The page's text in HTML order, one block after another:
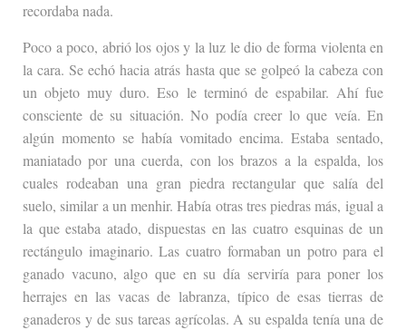
recordaba nada.
Poco a poco, abrió los ojos y la luz le dio de forma violenta en
la cara. Se echó hacia atrás hasta que se golpeó la cabeza con
un objeto muy duro. Eso le terminó de espabilar. Ahí fue
consciente de su situación. No podía creer lo que veía. En
algún momento se había vomitado encima. Estaba sentado,
maniatado por una cuerda, con los brazos a la espalda, los
cuales rodeaban una gran piedra rectangular que salía del
suelo, similar a un menhir. Había otras tres piedras más, igual a
la que estaba atado, dispuestas en las cuatro esquinas de un
rectángulo imaginario. Las cuatro formaban un potro para el
ganado vacuno, algo que en su día serviría para poner los
herrajes en las vacas de labranza, típico de esas tierras de
ganaderos y de sus tareas agrícolas. A su espalda tenía una de